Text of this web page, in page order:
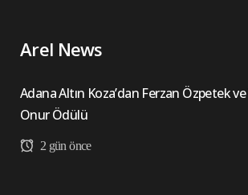
Arel News
Adana Altın Koza’dan Ferzan Özpetek
Onur Ödülü
2 gün önce